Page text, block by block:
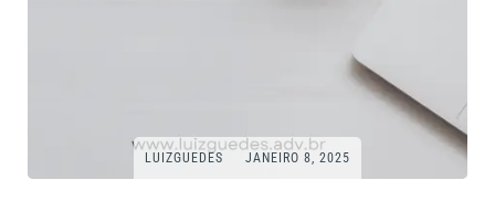
LUIZGUEDES JANEIRO 8, 2025